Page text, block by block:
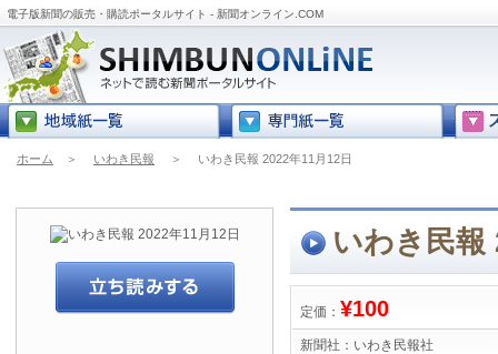
電子版新聞の販売・購読ポータルサイト - 新聞オンライン.COM
ホーム ＞ いわき民報 ＞ いわき民報 2022年11月12日
いわき民報
定価： ¥100
新聞社： いわき民報社